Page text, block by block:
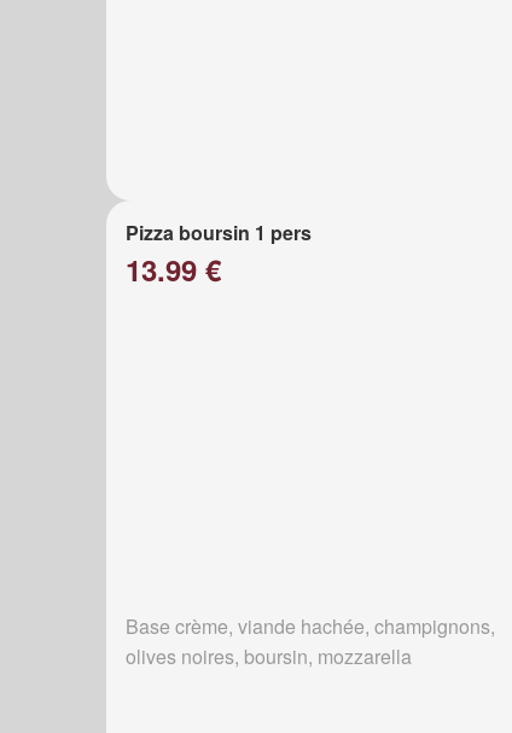
Pizza boursin 1 pers
13.99 €
Base crème, viande hachée, champignons,
olives noires, boursin, mozzarella